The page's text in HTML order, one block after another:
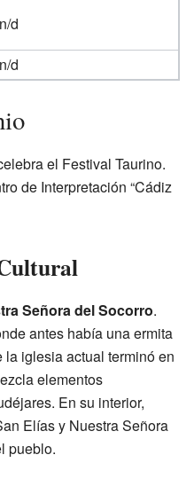
n/d
n/d
el Festival Taurino.
de Interpretación “Cádiz
Señora del Socorro.
antes había una ermita
iglesia actual terminó en
elementos
En su interior,
Elías y Nuestra Señora
pueblo.